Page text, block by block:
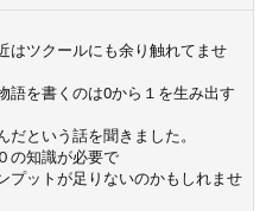
はツクールにも余り触れてませ
語を書くのは0から１を生み出す
という話を聞きました。
の知識が必要で
プットが足りないのかもしれませ